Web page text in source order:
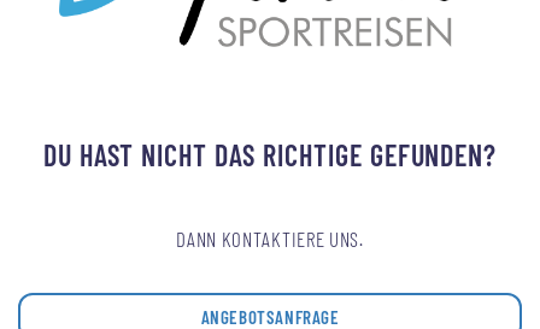
DU HAST NICHT DAS RICHTIGE GEFUNDEN?
DANN KONTAKTIERE UNS.
ANGEBOTSANFRAGE